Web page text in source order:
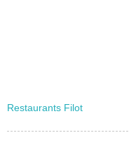
Restaurants Filot